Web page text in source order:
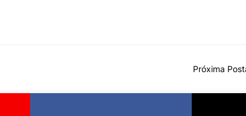
Próxima